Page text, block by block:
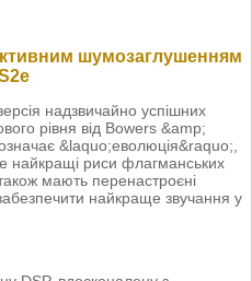
шумозаглушенням
надзвичайно успішних
рівня від Bowers &amp;
&laquo;еволюція&raquo;,
найкращі риси флагманських
мають перенастроєні
найкраще звучання у